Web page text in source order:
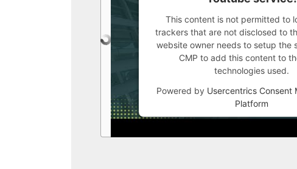
This content is not permitted to
trackers that are not disclosed to
website owner needs to setup the
CMP to add this content to
technologies used.
Powered by Usercentrics Consent
Platform